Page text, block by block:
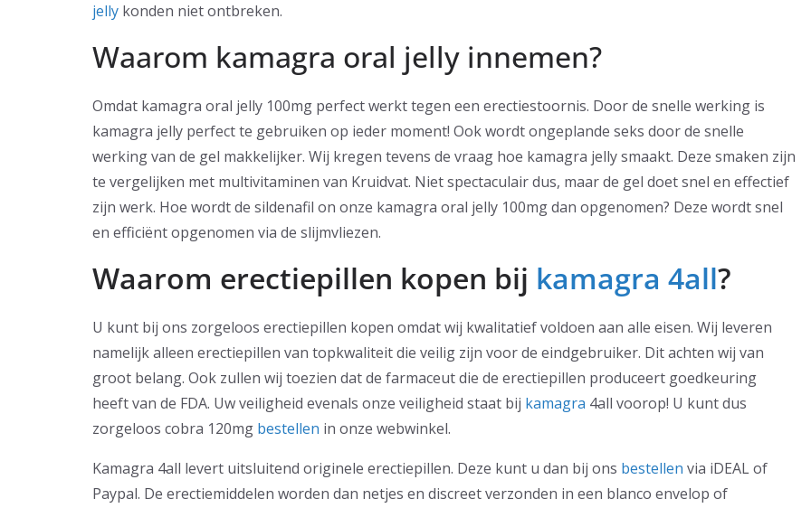
jelly konden niet ontbreken.
Waarom kamagra oral jelly innemen?
Omdat kamagra oral jelly 100mg perfect werkt tegen een erectiestoornis. Door de snelle werking is
kamagra jelly perfect te gebruiken op ieder moment! Ook wordt ongeplande seks door de snelle
werking van de gel makkelijker. Wij kregen tevens de vraag hoe kamagra jelly smaakt. Deze smaken zijn
te vergelijken met multivitaminen van Kruidvat. Niet spectaculair dus, maar de gel doet snel en effectief
zijn werk. Hoe wordt de sildenafil on onze kamagra oral jelly 100mg dan opgenomen? Deze wordt snel
en efficiënt opgenomen via de slijmvliezen.
Waarom erectiepillen kopen bij kamagra 4all?
U kunt bij ons zorgeloos erectiepillen kopen omdat wij kwalitatief voldoen aan alle eisen. Wij leveren
namelijk alleen erectiepillen van topkwaliteit die veilig zijn voor de eindgebruiker. Dit achten wij van
groot belang. Ook zullen wij toezien dat de farmaceut die de erectiepillen produceert goedkeuring
heeft van de FDA. Uw veiligheid evenals onze veiligheid staat bij kamagra 4all voorop! U kunt dus
zorgeloos cobra 120mg bestellen in onze webwinkel.
Kamagra 4all levert uitsluitend originele erectiepillen. Deze kunt u dan bij ons bestellen via iDEAL of
Paypal. De erectiemiddelen worden dan netjes en discreet verzonden in een blanco envelop of